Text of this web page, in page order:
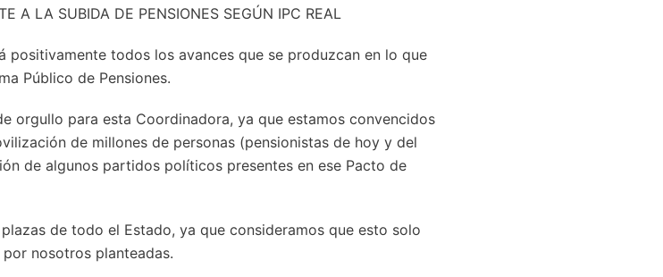
A LA SUBIDA DE PENSIONES SEGÚN IPC REAL
positivamente todos los avances que se produzcan en lo que
Público de Pensiones.
orgullo para esta Coordinadora, ya que estamos convencidos
de millones de personas (pensionistas de hoy y del
de algunos partidos políticos presentes en ese Pacto de
de todo el Estado, ya que consideramos que esto solo
nosotros planteadas.